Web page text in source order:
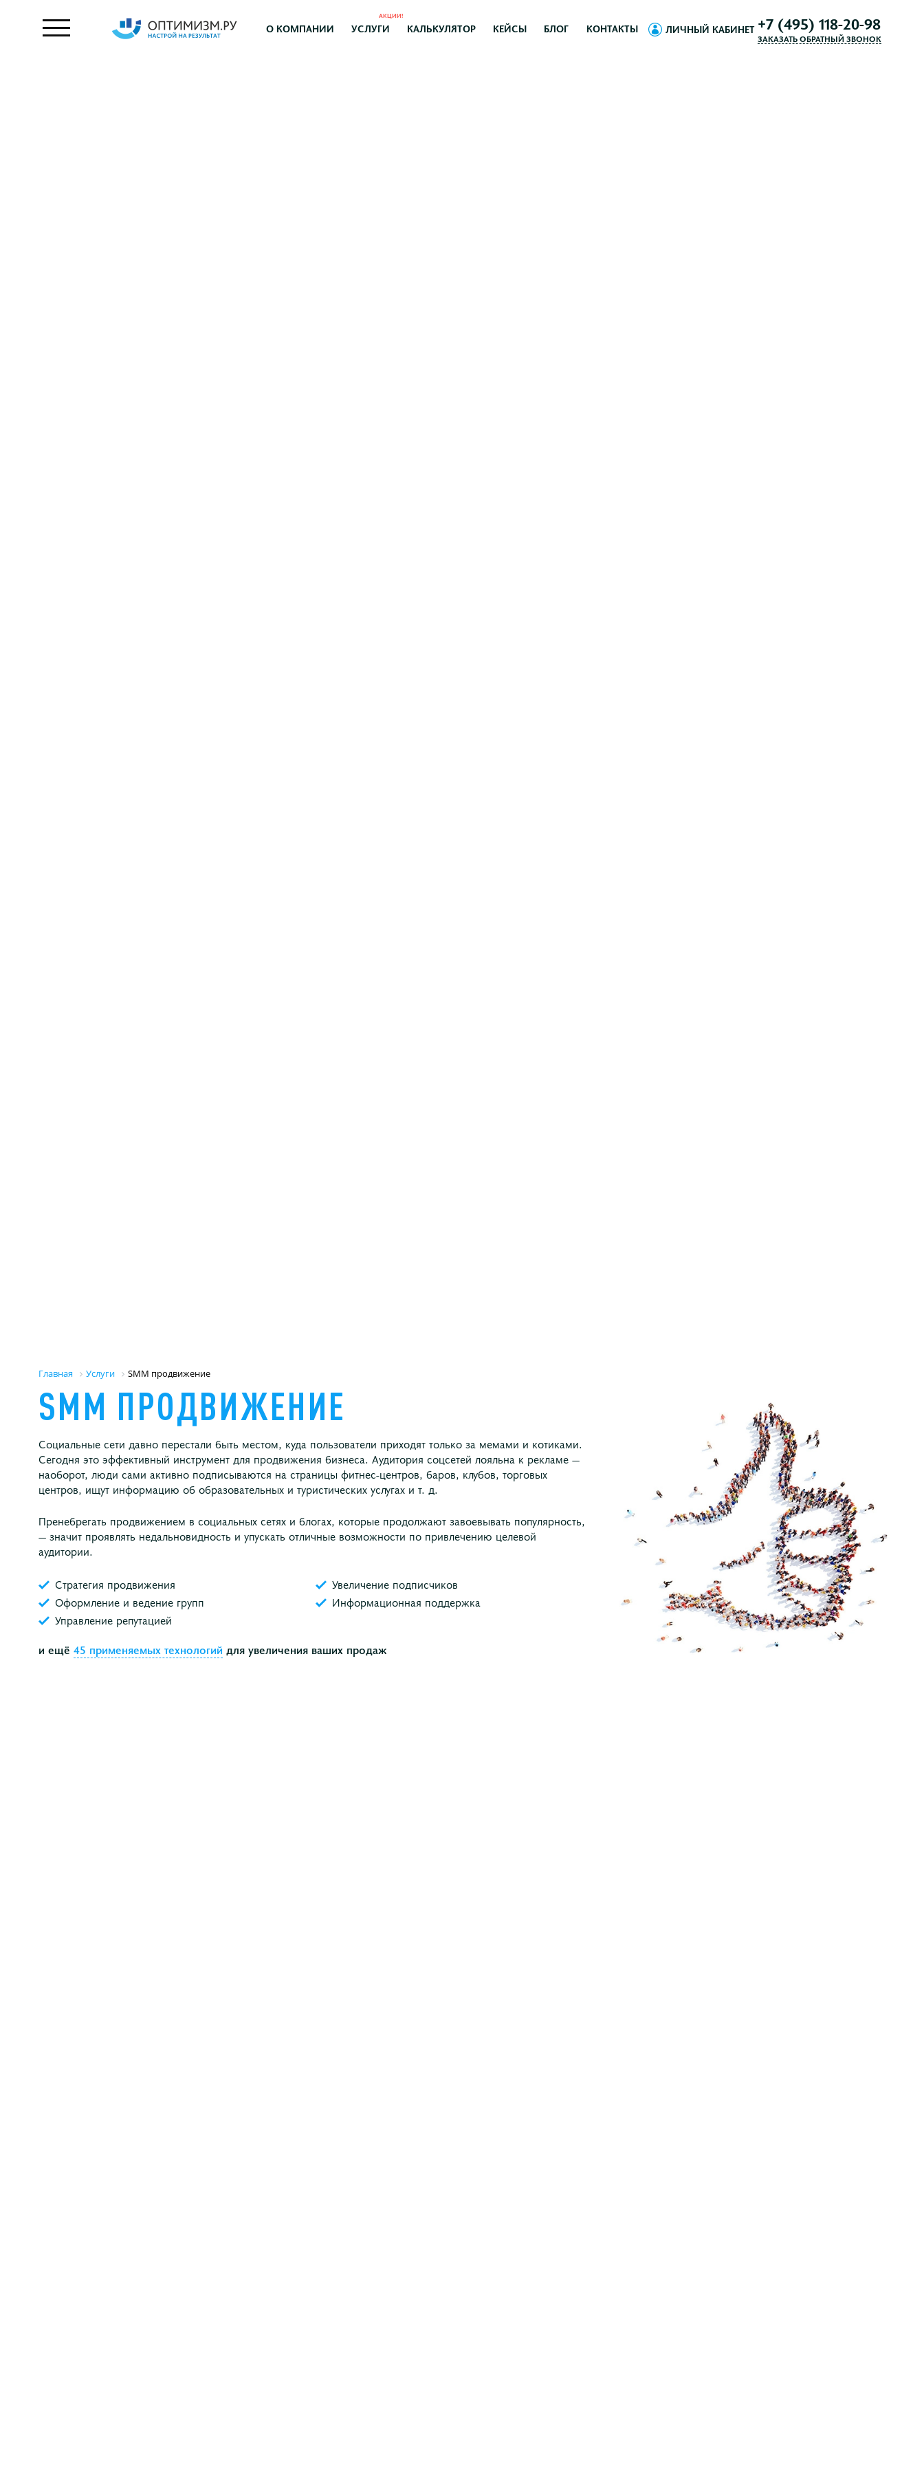
О КОМПАНИИ УСЛУГИ
АКЦИИ!
КАЛЬКУЛЯТОР КЕЙСЫ БЛОГ КОНТАКТЫ ЛИЧНЫЙ КАБИНЕТ +7 (495) 118-20-98
ЗАКАЗАТЬ ОБРАТНЫЙ ЗВОНОК
Главная Услуги SMM продвижение
SMM ПРОДВИЖЕНИЕ
Социальные сети давно перестали быть местом, куда пользователи приходят только за мемами и котиками.
Сегодня это эффективный инструмент для продвижения бизнеса. Аудитория соцсетей лояльна к рекламе —
наоборот, люди сами активно подписываются на страницы фитнес-центров, баров, клубов, торговых
центров, ищут информацию об образовательных и туристических услугах и т. д.
Пренебрегать продвижением в социальных сетях и блогах, которые продолжают завоевывать популярность,
— значит проявлять недальновидность и упускать отличные возможности по привлечению целевой
аудитории.
Стратегия продвижения
Оформление и ведение групп
Управление репутацией
Увеличение подписчиков
Информационная поддержка
и ещё 45 применяемых технологий для увеличения ваших продаж